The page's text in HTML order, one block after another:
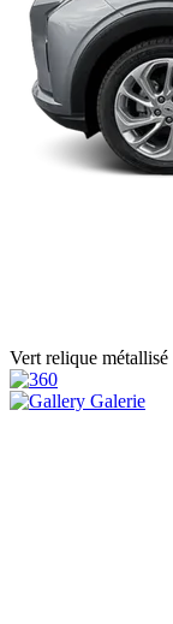
Vert relique métallisé
Galerie